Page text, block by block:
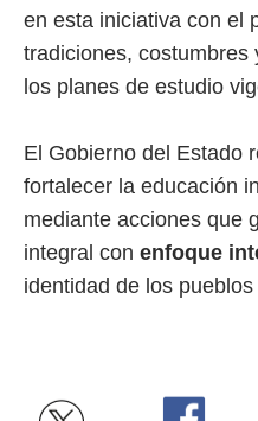
en esta iniciativa con el
tradiciones, costumbres
los planes de estudio
El Gobierno del Estado
fortalecer la educación
mediante acciones que
integral con enfoque
identidad de los